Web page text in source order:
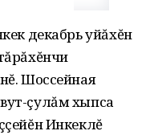
декабрь уйăхĕн
Шоссейная
çулăм хыпса
Инкеклĕ